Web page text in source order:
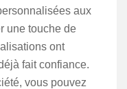
aux
une touche de
ont
fait confiance.
vous pouvez